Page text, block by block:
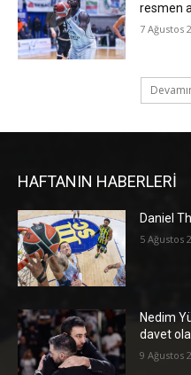
resmen
7 Ağustos
HAFTANIN HABERLERİ
Daniel
5 Ağustos
Nedim
davet
9 Ağustos